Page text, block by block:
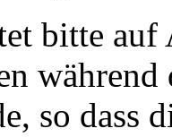
bitte auf
während
so dass